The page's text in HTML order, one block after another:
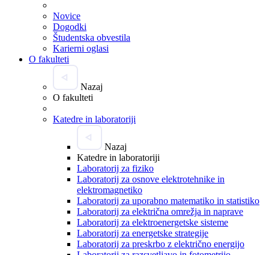
Novice
Dogodki
Študentska obvestila
Karierni oglasi
O fakulteti
Nazaj
O fakulteti
Katedre in laboratoriji
Nazaj
Katedre in laboratoriji
Laboratorij za fiziko
Laboratorij za osnove elektrotehnike in
elektromagnetiko
Laboratorij za uporabno matematiko in statistiko
Laboratorij za električna omrežja in naprave
Laboratorij za elektroenergetske sisteme
Laboratorij za energetske strategije
Laboratorij za preskrbo z električno energijo